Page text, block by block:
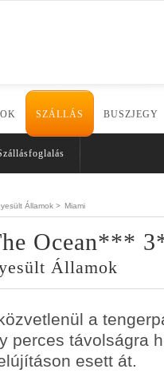
SZÁLLÁS BUSZJEGY
Államok > Miami
Ocean***
Államok
a
perces távolságra
esett át.